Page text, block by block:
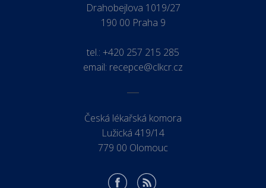
Drahobejlova 1019/27
190 00 Praha 9
tel.: +420 257 215 285
email: recepce@clkcr.cz
Česká lékařská komora
Lužická 419/14
779 00 Olomouc